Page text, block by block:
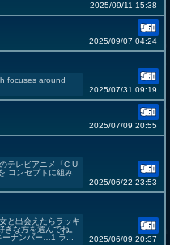
2025/09/11 15:38
2025/09/07 04:24
focuses around
2025/07/31 09:19
2025/07/09 20:55
テレビアニメ「C U
コンセプトに組み
2025/06/22 23:53
と出会えたらラッキ
な方を選んでね。
ーナンバー…1 ラ...
2025/06/09 20:37